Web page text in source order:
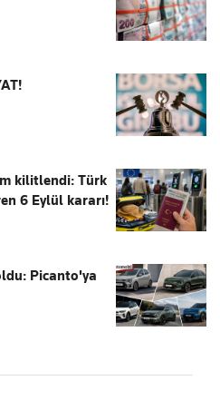
kilitlendi: Türk
6 Eylül kararı!
Picanto'ya